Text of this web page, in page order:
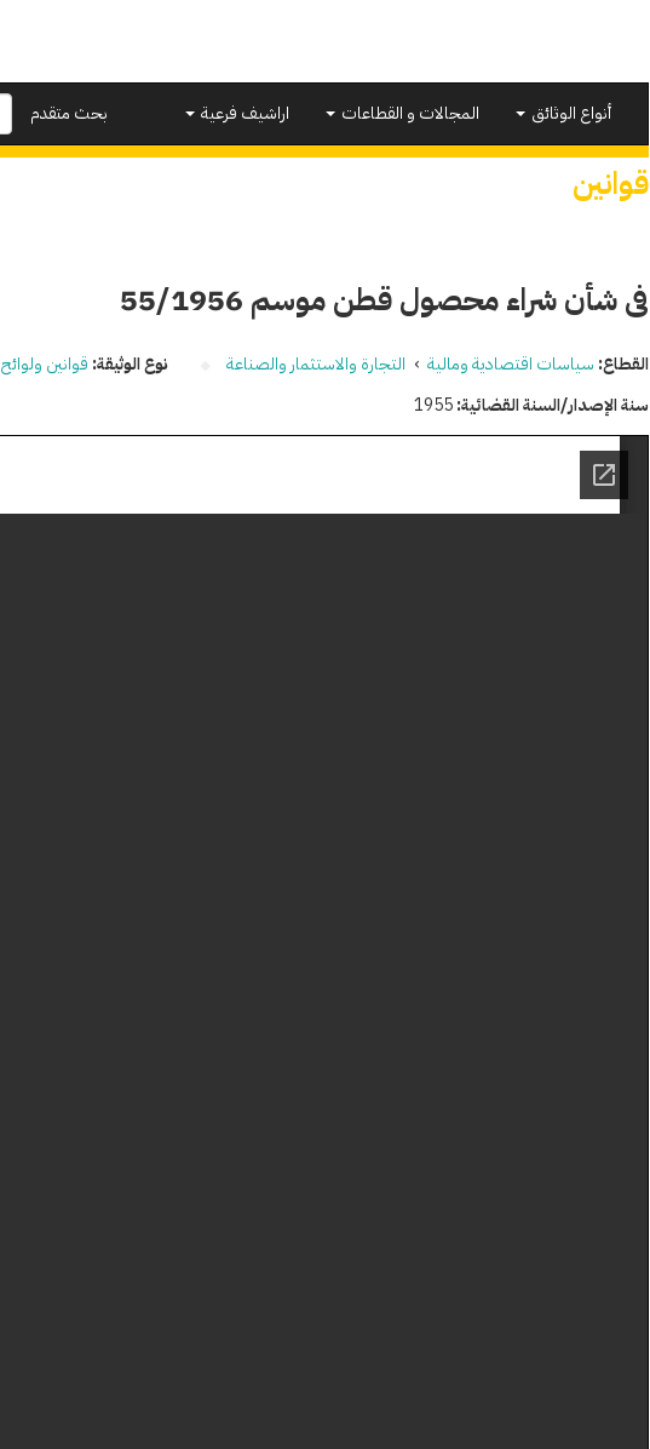
بحث متقدم
أنواع الوثائق المجالات و القطاعات اراشيف فرعية
قوانين
فى شأن شراء محصول قطن موسم 55/1956
القطاع: سياسات اقتصادية ومالية › التجارة والاستثمار والصناعة نوع الوثيقة: قوانين ولوائح
سنة الإصدار/السنة القضائية:1955